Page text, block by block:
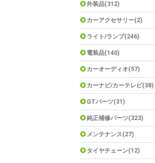
外装品(312)
カーアクセサリー(2)
ライト/ランプ(246)
電装品(140)
カーオーディオ(57)
カーナビ/カーテレビ(38)
GTパーツ(31)
純正補修パーツ(323)
メンテナンス(27)
タイヤチェーン(12)